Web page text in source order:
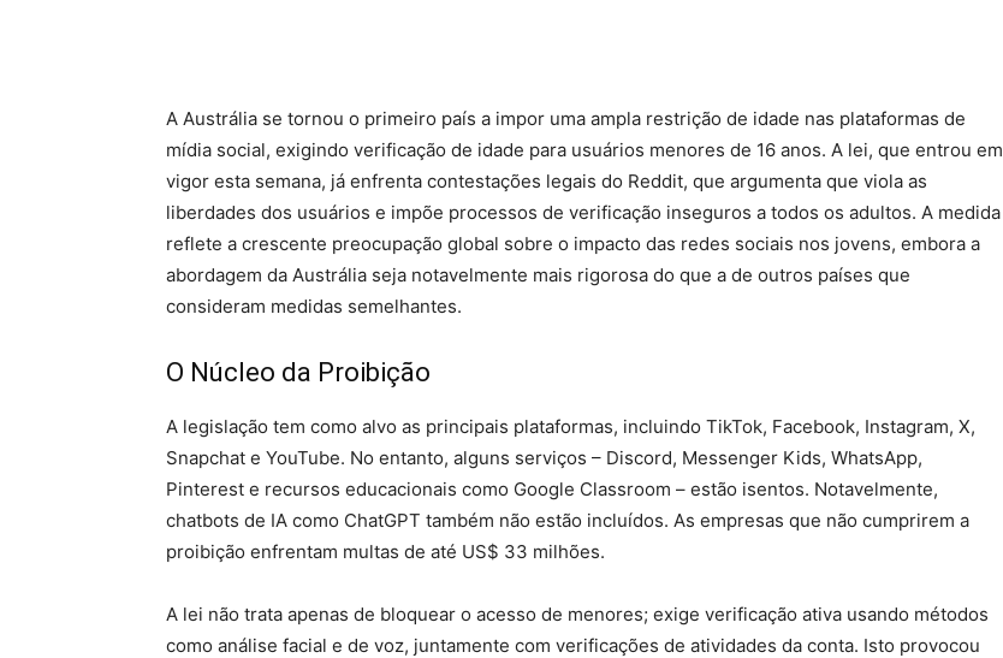
A Austrália se tornou o primeiro país a impor uma ampla restrição de idade nas plataformas de
mídia social, exigindo verificação de idade para usuários menores de 16 anos. A lei, que entrou em
vigor esta semana, já enfrenta contestações legais do Reddit, que argumenta que viola as
liberdades dos usuários e impõe processos de verificação inseguros a todos os adultos. A medida
reflete a crescente preocupação global sobre o impacto das redes sociais nos jovens, embora a
abordagem da Austrália seja notavelmente mais rigorosa do que a de outros países que
consideram medidas semelhantes.
O Núcleo da Proibição
A legislação tem como alvo as principais plataformas, incluindo TikTok, Facebook, Instagram, X,
Snapchat e YouTube. No entanto, alguns serviços – Discord, Messenger Kids, WhatsApp,
Pinterest e recursos educacionais como Google Classroom – estão isentos. Notavelmente,
chatbots de IA como ChatGPT também não estão incluídos. As empresas que não cumprirem a
proibição enfrentam multas de até US$ 33 milhões.
A lei não trata apenas de bloquear o acesso de menores; exige verificação ativa usando métodos
como análise facial e de voz, juntamente com verificações de atividades da conta. Isto provocou